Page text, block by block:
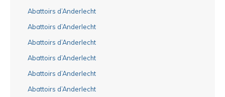
Abattoirs d’Anderlecht
Abattoirs d’Anderlecht
Abattoirs d’Anderlecht
Abattoirs d’Anderlecht
Abattoirs d’Anderlecht
Abattoirs d’Anderlecht